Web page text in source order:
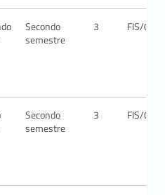
Secondo
semestre
3 FIS/04
Secondo
semestre
3 FIS/06